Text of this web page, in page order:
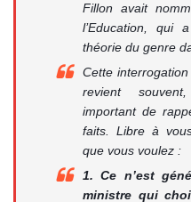
Fillon avait
l’Education, qui
théorie du genre
Cette
revient
important de
faits. Libre à
que vous voulez :
1. Ce n’est
ministre qui